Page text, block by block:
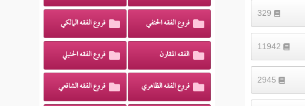
فروع الفقه الحنفي فروع الفقه المالكي
الفقه المقارن فروع الفقه الحنبلي
فروع الفقه الظاهري فروع الفقه الشافعي